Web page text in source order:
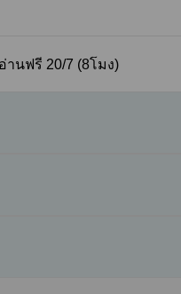
ดอ่านฟรี 20/7 (8โมง)